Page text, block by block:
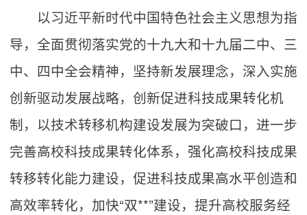
以习近平新时代中国特色社会主义思想为指
导，全面贯彻落实党的十九大和十九届二中、三
中、四中全会精神，坚持新发展理念，深入实施
创新驱动发展战略，创新促进科技成果转化机
制，以技术转移机构建设发展为突破口，进一步
完善高校科技成果转化体系，强化高校科技成果
转移转化能力建设，促进科技成果高水平创造和
高效率转化，加快“双**”建设，提升高校服务经